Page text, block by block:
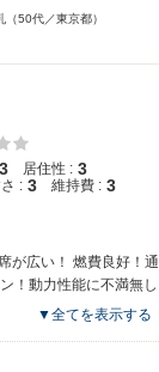
50代／東京都）
3 居住性 : 3
: 3 維持費 : 3
が広い！ 燃費良好
！動力性能に不満無し
れる。 高そうに見える
▼全てを表示する